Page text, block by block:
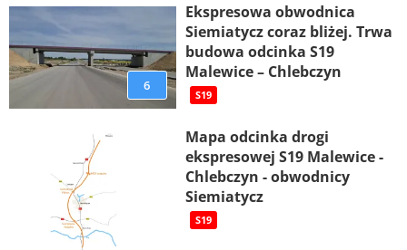
6
Ekspresowa obwodnica
Siemiatycz coraz bliżej. Trwa
budowa odcinka S19
Malewice – Chlebczyn
S19
Mapa odcinka drogi
ekspresowej S19 Malewice -
Chlebczyn - obwodnicy
Siemiatycz
S19